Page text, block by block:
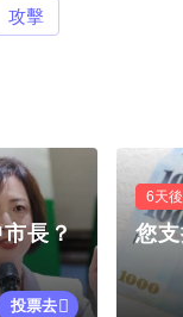
攻擊
長？
投票去
6天
您